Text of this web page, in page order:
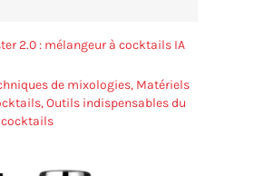
2.0 : mélangeur à cocktails IA
de mixologies, Matériels
,Outils indispensables du